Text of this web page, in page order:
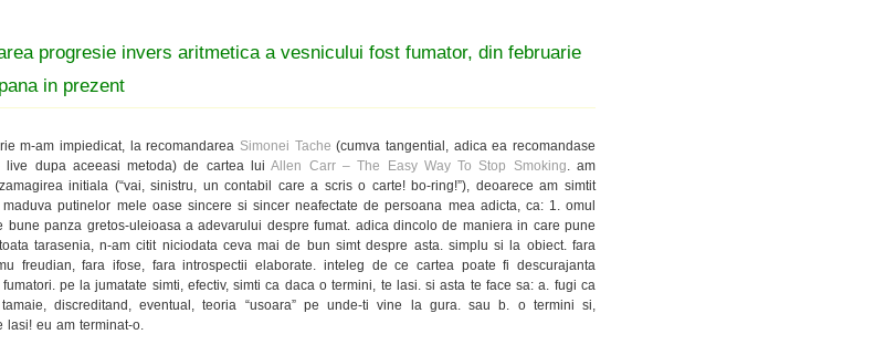
progresie invers aritmetica a vesnicului fost fumator, din februarie
in prezent
m-am impiedicat, la recomandarea Simonei Tache (cumva tangential, adica ea recomandase
live dupa aceeasi metoda) de cartea luiAllen Carr – The Easy Way To Stop Smoking . am
initiala (“vai, sinistru, un contabil care a scris o carte! bo-ring!”), deoarece am simtit
putinelor mele oase sincere si sincer neafectate de persoana mea adicta, ca: 1. omul
bune panza gretos-uleioasa a adevarului despre fumat. adica dincolo de maniera in care pune
tarasenia, n-am citit niciodata ceva mai de bun simt despre asta. simplu si la obiect. fara
freudian, fara ifose, fara introspectii elaborate. inteleg de ce cartea poate fi descurajanta
pe la jumatate simti, efectiv, simti ca daca o termini, te lasi. si asta te face sa: a. fugi ca
discreditand, eventual, teoria “usoara” pe unde-ti vine la gura. sau b. o termini si,
lasi! eu am terminat-o.